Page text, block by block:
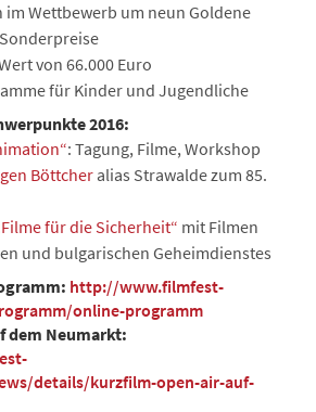
im Wettbewerb um neun Goldene
von 66.000 Euro
für Kinder und Jugendliche
2016:
: Tagung, Filme, Workshop
Böttcher alias Strawalde zum 85.
für die Sicherheit“ mit Filmen
und bulgarischen Geheimdienstes
http://www.filmfest-
online-programm
dem Neumarkt:
details/kurzfilm-open-air-auf-